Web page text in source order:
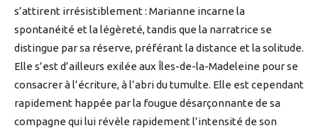
s’attirent irrésistiblement : Marianne incarne la
spontanéité et la légèreté, tandis que la narratrice se
distingue par sa réserve, préférant la distance et la solitude.
Elle s’est d’ailleurs exilée aux Îles-de-la-Madeleine pour se
consacrer à l’écriture, à l’abri du tumulte. Elle est cependant
rapidement happée par la fougue désarçonnante de sa
compagne qui lui révèle rapidement l’intensité de son